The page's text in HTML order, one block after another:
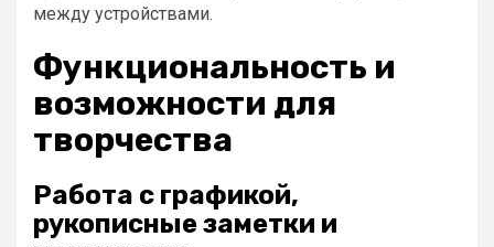
между устройствами.
Функциональность и
возможности для
творчества
Работа с графикой,
рукописные заметки и